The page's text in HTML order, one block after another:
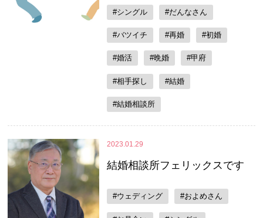
#シングル #だんなさん
#バツイチ #再婚 #初婚
#婚活 #晩婚 #甲府
#相手探し #結婚
#結婚相談所
2023.01.29
結婚相談所フェリックスです
#ウェディング #およめさん